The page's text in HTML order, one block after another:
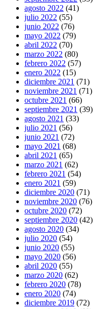
agosto 2022 (41)
julio 2022 (55)
junio 2022 (76)
mayo 2022 (79)
abril 2022 (70)
marzo 2022 (80)
febrero 2022 (57)
enero 2022 (15)
diciembre 2021 (71)
noviembre 2021 (71)
octubre 2021 (66)
septiembre 2021 (39)
agosto 2021 (33)
julio 2021 (56)
junio 2021 (72)
mayo 2021 (68)
abril 2021 (65)
marzo 2021 (62)
febrero 2021 (54)
enero 2021 (59)
diciembre 2020 (71)
noviembre 2020 (76)
octubre 2020 (72)
septiembre 2020 (42)
agosto 2020 (34)
julio 2020 (54)
junio 2020 (55)
mayo 2020 (56)
abril 2020 (55)
marzo 2020 (62)
febrero 2020 (78)
enero 2020 (74)
diciembre 2019 (72)